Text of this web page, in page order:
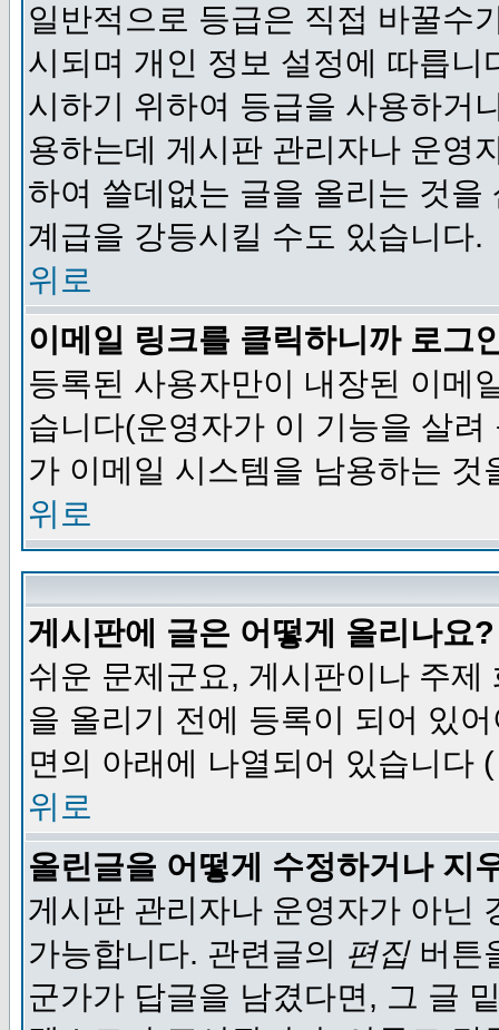
일반적으로 등급은 직접 바꿀수
시되며 개인 정보 설정에 따릅
시하기 위하여 등급을 사용하거
용하는데 게시판 관리자나 운영
하여 쓸데없는 글을 올리는 것
계급을 강등시킬 수도 있습니다.
위로
이메일 링크를 클릭하니까 로그
등록된 사용자만이 내장된 이메
습니다(운영자가 이 기능을 살
가 이메일 시스템을 남용하는 것
위로
게시판에 글은 어떻게 올리나요?
쉬운 문제군요, 게시판이나 주
을 올리기 전에 등록이 되어 있
면의 아래에 나열되어 있습니다 (
위로
올린글을 어떻게 수정하거나 지
게시판 관리자나 운영자가 아닌
가능합니다. 관련글의 편집버튼
군가가 답글을 남겼다면, 그 글